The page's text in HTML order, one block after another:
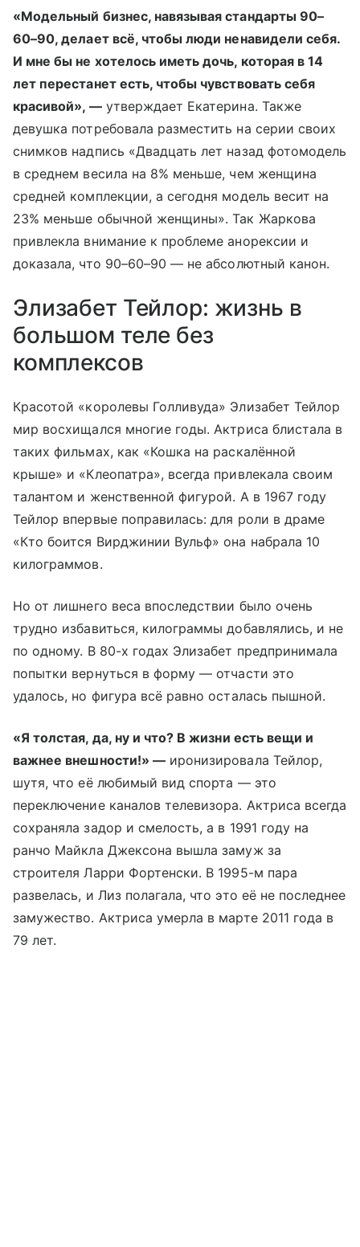
«Модельный бизнес, навязывая стандарты 90–
60–90, делает всё, чтобы люди ненавидели себя.
И мне бы не хотелось иметь дочь, которая в 14
лет перестанет есть, чтобы чувствовать себя
красивой», —утверждает Екатерина. Также
девушка потребовала разместить на серии своих
снимков надпись «Двадцать лет назад фотомодель
в среднем весила на 8% меньше, чем женщина
средней комплекции, а сегодня модель весит на
23% меньше обычной женщины». Так Жаркова
привлекла внимание к проблеме анорексии и
доказала, что 90–60–90 — не абсолютный канон.
Элизабет Тейлор: жизнь в
большом теле без
комплексов
Красотой «королевы Голливуда» Элизабет Тейлор
мир восхищался многие годы. Актриса блистала в
таких фильмах, как «Кошка на раскалённой
крыше» и «Клеопатра», всегда привлекала своим
талантом и женственной фигурой. А в 1967 году
Тейлор впервые поправилась: для роли в драме
«Кто боится Вирджинии Вульф» она набрала 10
килограммов.
Но от лишнего веса впоследствии было очень
трудно избавиться, килограммы добавлялись, и не
по одному. В 80-х годах Элизабет предпринимала
попытки вернуться в форму — отчасти это
удалось, но фигура всё равно осталась пышной.
«Я толстая, да, ну и что? В жизни есть вещи и
важнее внешности!» —иронизировала Тейлор,
шутя, что её любимый вид спорта — это
переключение каналов телевизора. Актриса всегда
сохраняла задор и смелость, а в 1991 году на
ранчо Майкла Джексона вышла замуж за
строителя Ларри Фортенски. В 1995-м пара
развелась, и Лиз полагала, что это её не последнее
замужество. Актриса умерла в марте 2011 года в
79 лет.